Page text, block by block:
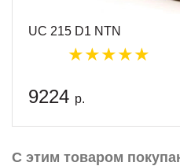
UC 215 D1 NTN
9224 р.
С этим товаром